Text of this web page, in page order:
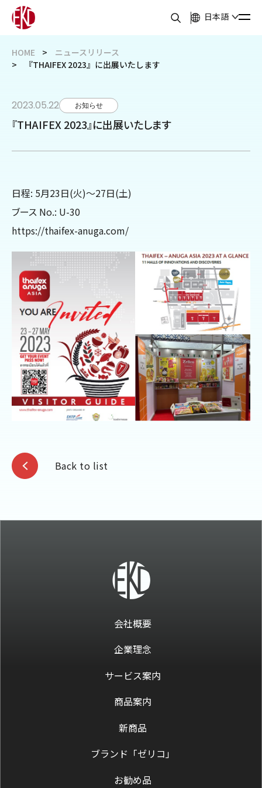
日本語
HOME
ニュースリリース
『THAIFEX 2023』に出展いたします
2023.05.22 お知らせ
『THAIFEX 2023』に出展いたします
日程: 5月23日(火)～27日(土)
ブース No.: U-30
https://thaifex-anuga.com/
Back to list
会社概要
企業理念
サービス案内
商品案内
新商品
ブランド「ゼリコ」
お勧め品